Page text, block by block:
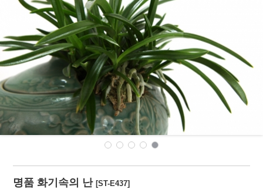
명품 화기속의 난[ST-E437]